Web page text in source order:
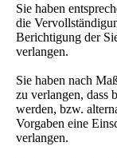
Sie haben
die
Berichtigung der
verlangen.
Sie haben nach
zu verlangen, dass
werden, bzw.
Vorgaben eine
verlangen.